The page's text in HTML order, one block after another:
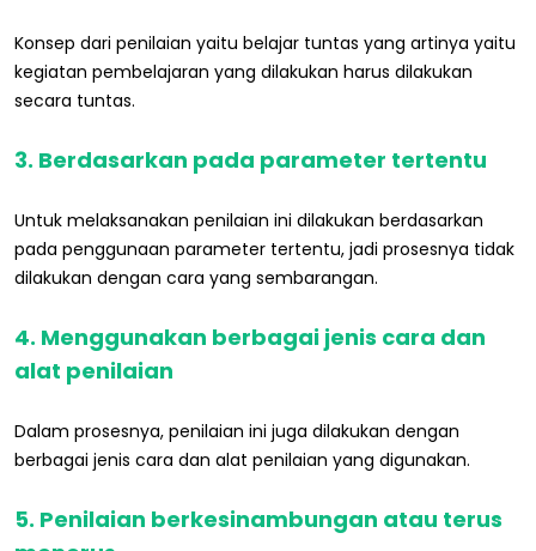
Konsep dari penilaian yaitu belajar tuntas yang artinya yaitu
kegiatan pembelajaran yang dilakukan harus dilakukan
secara tuntas.
3. Berdasarkan pada parameter tertentu
Untuk melaksanakan penilaian ini dilakukan berdasarkan
pada penggunaan parameter tertentu, jadi prosesnya tidak
dilakukan dengan cara yang sembarangan.
4. Menggunakan berbagai jenis cara dan
alat penilaian
Dalam prosesnya, penilaian ini juga dilakukan dengan
berbagai jenis cara dan alat penilaian yang digunakan.
5. Penilaian berkesinambungan atau terus